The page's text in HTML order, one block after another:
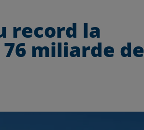
record la
miliarde de